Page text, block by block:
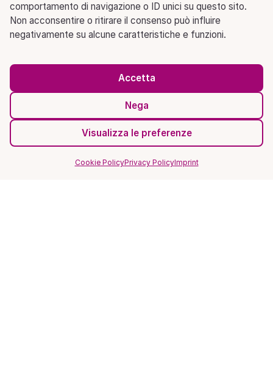
comportamento di navigazione o ID unici su questo sito.
Non acconsentire o ritirare il consenso può influire
negativamente su alcune caratteristiche e funzioni.
Accetta
Nega
Visualizza le preferenze
Cookie PolicyPrivacy PolicyImprint